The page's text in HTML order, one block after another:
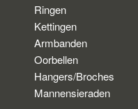
Ringen
Kettingen
Armbanden
Oorbellen
Hangers/Broches
Mannensieraden